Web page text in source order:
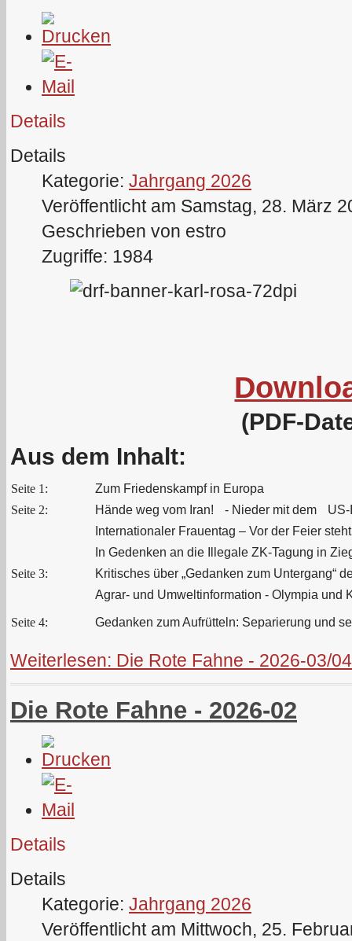
Details
Details
Kategorie: Jahrgang 2026
Veröffentlicht am Samstag, 28. März
Geschrieben von estro
Zugriffe: 1984
(PDF-
Aus dem Inhalt:
Seite 1:
Zum Friedenskampf in Europa
Seite 2:
Hände weg vom Iran! - Nieder mit dem US-
Internationaler Frauentag – Vor der Feier
In Gedenken an die Illegale ZK‑Tagung in
Seite 3:
Kritisches über „Gedanken zum Untergang“
Agrar- und Umweltinformation - Olympia und
Seite 4: Gedanken zum Aufrütteln: Separierung und
Weiterlesen: Die Rote Fahne - 2026-03/04
Die Rote Fahne - 2026-02
Details
Details
Kategorie: Jahrgang 2026
Veröffentlicht am Mittwoch, 25.